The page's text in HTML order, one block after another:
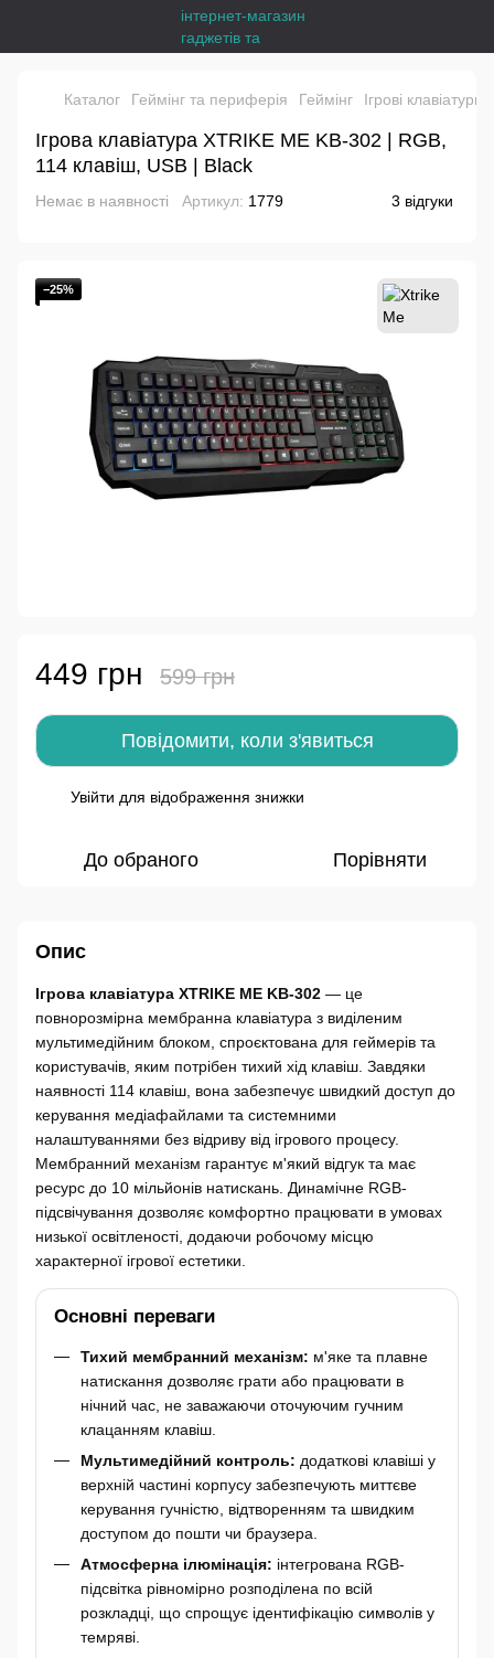
Каталог Геймінг та периферія Геймінг Ігрові клавіатури
Ігрова клавіатура XTRIKE ME KB-302 | RGB,
114 клавіш, USB | Black
Немає в наявності Артикул: 1779 3 відгуки
−25%
449 грн 599 грн
Повідомити, коли з'явиться
Увійти для відображення знижки
До обраного Порівняти
Опис
Ігрова клавіатура XTRIKE ME KB-302 — це
повнорозмірна мембранна клавіатура з виділеним
мультимедійним блоком, спроєктована для геймерів та
користувачів, яким потрібен тихий хід клавіш. Завдяки
наявності 114 клавіш, вона забезпечує швидкий доступ до
керування медіафайлами та системними
налаштуваннями без відриву від ігрового процесу.
Мембранний механізм гарантує м'який відгук та має
ресурс до 10 мільйонів натискань. Динамічне RGB-
підсвічування дозволяє комфортно працювати в умовах
низької освітленості, додаючи робочому місцю
характерної ігрової естетики.
Основні переваги
Тихий мембранний механізм: м'яке та плавне
натискання дозволяє грати або працювати в
нічний час, не заважаючи оточуючим гучним
клацанням клавіш.
Мультимедійний контроль: додаткові клавіші у
верхній частині корпусу забезпечують миттєве
керування гучністю, відтворенням та швидким
доступом до пошти чи браузера.
Атмосферна ілюмінація: інтегрована RGB-
підсвітка рівномірно розподілена по всій
розкладці, що спрощує ідентифікацію символів у
темряві.